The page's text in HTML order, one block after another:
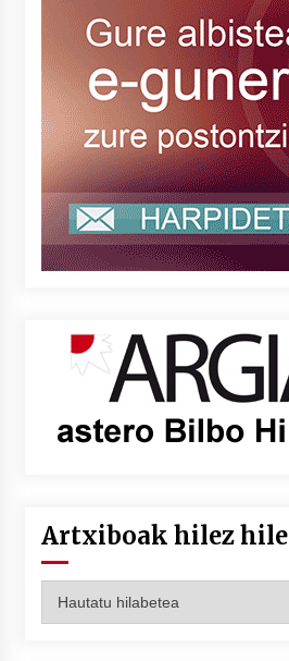
Artxiboak hilez hile
hilez